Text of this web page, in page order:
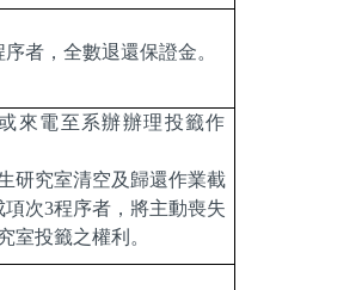
序者，全數退還保證金。
來電至系辦辦理投籤作
研究室清空及歸還作業截
項次3程序者，將主動喪失
室投籤之權利。